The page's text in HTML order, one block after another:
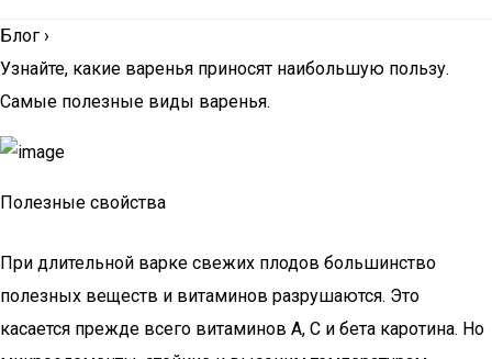
Блог ›
Узнайте, какие варенья приносят наибольшую пользу.
Самые полезные виды варенья.
Полезные свойства
При длительной варке свежих плодов большинство
полезных веществ и витаминов разрушаются. Это
касается прежде всего витаминов А, С и бета каротина. Но